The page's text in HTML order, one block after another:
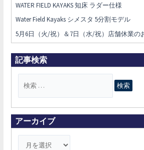
WATER FIELD KAYAKS 知床 ラダー仕様
Water Field Kayaks シメスタ 5分割モデル
5月6日（火/祝）＆7日（水/祝）店舗休業の
記事検索
対
象
アーカイブ